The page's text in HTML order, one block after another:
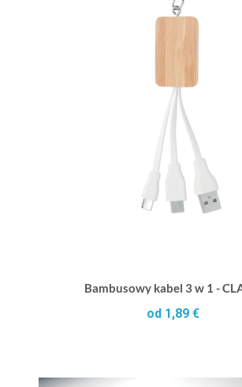
Bambusowy kabel 3 w 1 -
od 1,89 €